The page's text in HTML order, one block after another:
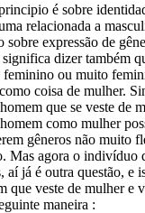
é sobre
relacionada a
sobre expressão de
significa dizer também
feminino ou muito
coisa de mulher.
que se veste de
como mulher
gêneros não muito
Mas agora o indivíduo
aí já é outra questão, e
que veste de mulher e
maneira :